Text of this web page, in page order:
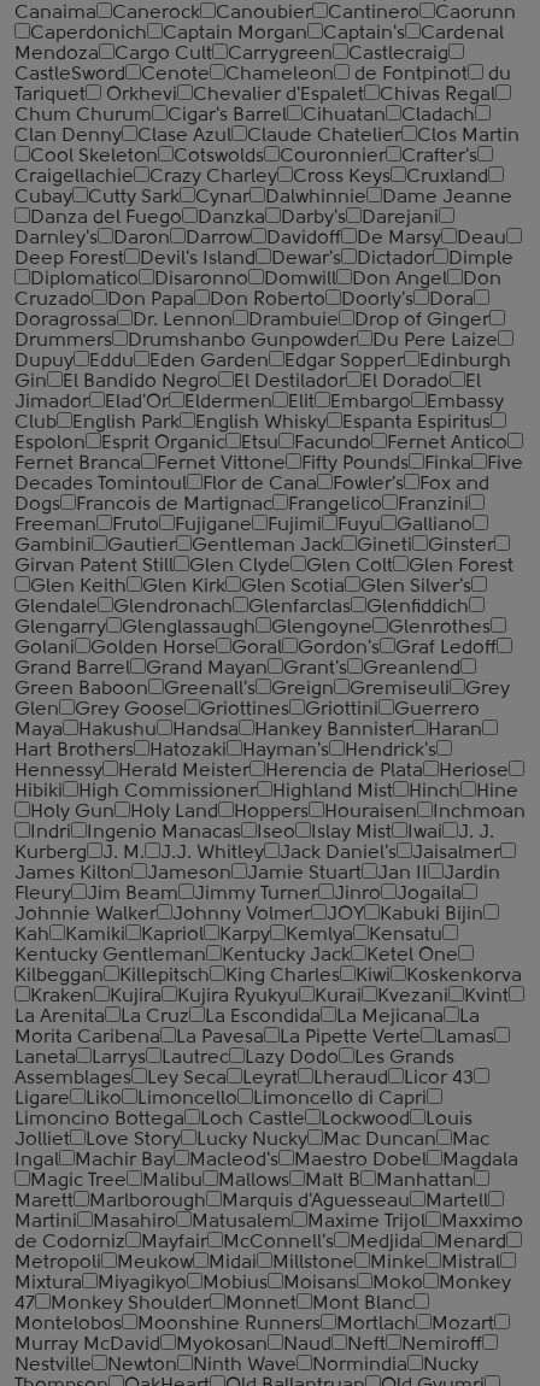
Canaima
Canerock Canoubier Cantinero
Caorunn
Caperdonich
Captain Morgan Captain's
Cardenal
Mendoza
Cargo Cult Carrygreen
Castlecraig
CastleSword
Cenote Chameleon de Fontpinot
du
Tariquet
Orkhevi Chevalier d'Espalet
Chivas Regal
Chum Churum
Cigar's Barrel Cihuatan
Cladach
Clan Denny
Clase Azul Claude Chatelier
Clos Martin
Cool Skeleton
Cotswolds Couronnier
Crafter's
Craigellachie
Crazy Charley Cross Keys
Cruxland
Cubay
Cutty Sark Cynar Dalwhinnie
Dame Jeanne
Danza del Fuego
Danzka Darby's
Darejani
Darnley's
Daron Darrow Davidoff De Marsy
Deau
Deep Forest
Devil's Island Dewar's Dictador
Dimple
Diplomatico
Disaronno Domwill Don Angel
Don
Cruzado
Don Papa Don Roberto Doorly's
Dora
Doragrossa
Dr. Lennon Drambuie
Drop of Ginger
Drummers
Drumshanbo Gunpowder
Du Pere Laize
Dupuy
Eddu Eden Garden Edgar Sopper
Edinburgh
Gin
El Bandido Negro El Destilador El Dorado
El
Jimador
Elad'Or Eldermen Elit Embargo
Embassy
Club
English Park English Whisky
Espanta Espiritus
Espolon
Esprit Organic Etsu Facundo
Fernet Antico
Fernet Branca
Fernet Vittone Fifty Pounds Finka
Five
Decades Tomintoul
Flor de Cana Fowler's
Fox and
Dogs
Francois de Martignac Frangelico
Franzini
Freeman
Fruto Fujigane Fujimi Fuyu
Galliano
Gambini
Gautier Gentleman Jack Gineti
Ginster
Girvan Patent Still
Glen Clyde Glen Colt
Glen Forest
Glen Keith
Glen Kirk Glen Scotia
Glen Silver's
Glendale
Glendronach Glenfarclas
Glenfiddich
Glengarry
Glenglassaugh Glengoyne
Glenrothes
Golani
Golden Horse Goral Gordon's
Graf Ledoff
Grand Barrel
Grand Mayan Grant's
Greanlend
Green Baboon
Greenall's Greign Gremiseuli
Grey
Glen
Grey Goose Griottines Griottini
Guerrero
Maya
Hakushu Handsa Hankey Bannister
Haran
Hart Brothers
Hatozaki Hayman's
Hendrick's
Hennessy
Herald Meister Herencia de Plata
Heriose
Hibiki
High Commissioner Highland Mist Hinch
Hine
Holy Gun
Holy Land Hoppers Houraisen
Inchmoan
Indri
Ingenio Manacas Iseo Islay Mist Iwai
J. J.
Kurberg
J. M. J.J. Whitley Jack Daniel's
Jaisalmer
James Kilton
Jameson Jamie Stuart Jan II
Jardin
Fleury
Jim Beam Jimmy Turner Jinro
Jogaila
Johnnie Walker
Johnny Volmer JOY
Kabuki Bijin
Kah
Kamiki Kapriol Karpy Kemlya
Kensatu
Kentucky Gentleman
Kentucky Jack
Ketel One
Kilbeggan
Killepitsch King Charles Kiwi
Koskenkorva
Kraken
Kujira Kujira Ryukyu Kurai Kvezani
Kvint
La Arenita
La Cruz La Escondida La Mejicana
La
Morita Caribena
La Pavesa La Pipette Verte
Lamas
Laneta
Larrys Lautrec Lazy Dodo
Les Grands
Assemblages
Ley Seca Leyrat Lheraud
Licor 43
Ligare
Liko Limoncello
Limoncello di Capri
Limoncino Bottega
Loch Castle Lockwood
Louis
Jolliet
Love Story Lucky Nucky Mac Duncan
Mac
Ingal
Machir Bay Macleod's Maestro Dobel
Magdala
Magic Tree
Malibu Mallows Malt B
Manhattan
Marett
Marlborough Marquis d'Aguesseau
Martell
Martini
Masahiro Matusalem Maxime Trijol
Maxximo
de Codorniz
Mayfair McConnell's Medjida
Menard
Metropoli
Meukow Midai Millstone Minke
Mistral
Mixtura
Miyagikyo Mobius Moisans Moko
Monkey
47
Monkey Shoulder Monnet
Mont Blanc
Montelobos
Moonshine Runners Mortlach
Mozart
Murray McDavid
Myokosan Naud Neft
Nemiroff
Nestville
Newton Ninth Wave Normindia
Nucky